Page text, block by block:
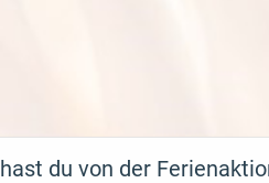
hast du von der